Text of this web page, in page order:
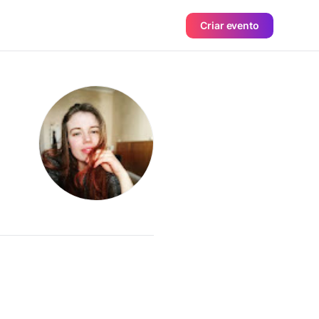
Criar evento